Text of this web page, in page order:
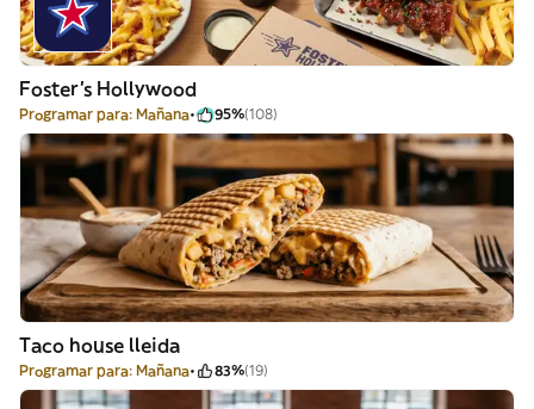
Foster's Hollywood
Programar para: Mañana 95%(108)
Taco house lleida
Programar para: Mañana 83%(19)